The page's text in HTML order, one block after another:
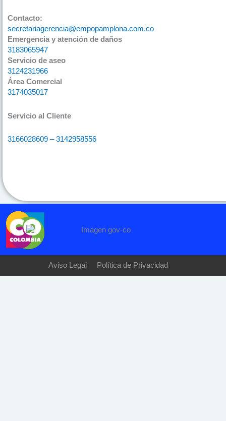
Contacto:
secretariagerencia@empopamplona.com.co
Emergencia y atención de daños
3183065947
Servicio de aseo
3124231966
Área Comercial
3174035017
Servicio al Cliente
3166028609 – 3142958556
Aviso Legal Política de Privacidad